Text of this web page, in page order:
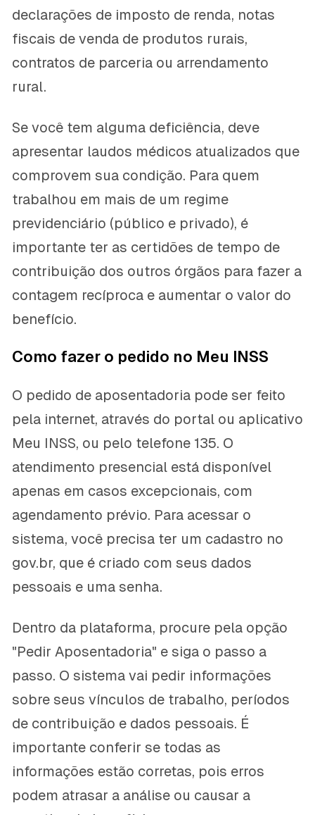
declarações de imposto de renda, notas
fiscais de venda de produtos rurais,
contratos de parceria ou arrendamento
rural.
Se você tem alguma deficiência, deve
apresentar laudos médicos atualizados que
comprovem sua condição. Para quem
trabalhou em mais de um regime
previdenciário (público e privado), é
importante ter as certidões de tempo de
contribuição dos outros órgãos para fazer a
contagem recíproca e aumentar o valor do
benefício.
Como fazer o pedido no Meu INSS
O pedido de aposentadoria pode ser feito
pela internet, através do portal ou aplicativo
Meu INSS, ou pelo telefone 135. O
atendimento presencial está disponível
apenas em casos excepcionais, com
agendamento prévio. Para acessar o
sistema, você precisa ter um cadastro no
gov.br, que é criado com seus dados
pessoais e uma senha.
Dentro da plataforma, procure pela opção
"Pedir Aposentadoria" e siga o passo a
passo. O sistema vai pedir informações
sobre seus vínculos de trabalho, períodos
de contribuição e dados pessoais. É
importante conferir se todas as
informações estão corretas, pois erros
podem atrasar a análise ou causar a